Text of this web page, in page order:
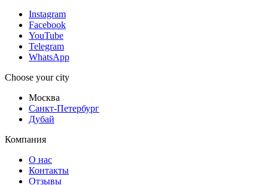
Instagram
Facebook
YouTube
Telegram
WhatsApp
Choose your city
Москва
Санкт-Петербург
Дубай
Компания
О нас
Контакты
Отзывы